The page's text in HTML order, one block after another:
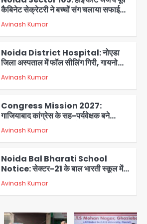
कैबिनेट सेक्रेटरी ने बच्चों संग चलाया सफाई
अभियान, 160 किलो कूड़ा हटाया
Avinash Kumar
Noida District Hospital: नोएडा
जिला अस्पताल में फॉल सीलिंग गिरी, गायनो
OT गैलरी में बड़ा हादसा टला; मरीजों की सुरक्षा
पर उठे सवाल
Avinash Kumar
Congress Mission 2027:
गाजियाबाद कांग्रेस के सह-पर्यवेक्षक बने
सतेन्द्र शर्मा, गौतमबुद्धनगर नेताओं ने जताया
आभार
Avinash Kumar
Noida Bal Bharati School
Notice: सेक्टर-21 के बाल भारती स्कूल में
बिना खिड़की-वेंटिलेशन बेसमेंट में चल रही थी
8वीं की क्लास, NCPCR की शिकायत पर
भेजा नोटिस
Avinash Kumar
Assam Floods: सलमान खान का